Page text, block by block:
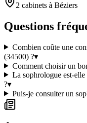
2 cabinets à Béziers
Questions
Combien coûte une
(34500) ?▾
Comment choisir un
La sophrologue est-
?▾
Puis-je consulter un